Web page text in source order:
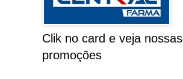
Clik no card e veja nossas
promoções